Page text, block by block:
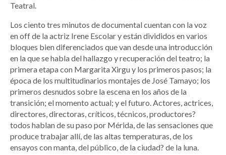
Teatral.
Los ciento tres minutos de documental cuentan con la voz
en off de la actriz Irene Escolar y están divididos en varios
bloques bien diferenciados que van desde una introducción
en la que se habla del hallazgo y recuperación del teatro; la
primera etapa con Margarita Xirgu y los primeros pasos; la
época de los multitudinarios montajes de José Tamayo; los
primeros desnudos sobre la escena en los años de la
transición; el momento actual; y el futuro. Actores, actrices,
directores, directoras, críticos, técnicos, productores?
todos hablan de su paso por Mérida, de las sensaciones que
produce trabajar allí, de las altas temperaturas, de los
ensayos con manta, del público, de la ciudad? de la luna.